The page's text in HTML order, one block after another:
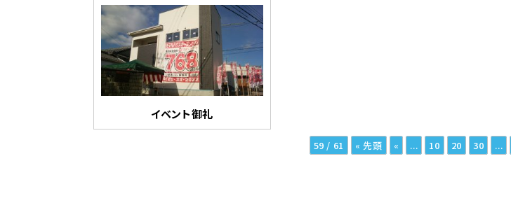
イベント御礼
59 / 61 « 先頭 « ... 10 20 30 ...